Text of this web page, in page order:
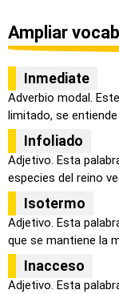
Ampliar
Inmediate
Adverbio modal.
limitado, se entiende
Infoliado
Adjetivo. Esta
especies del reino
Isotermo
Adjetivo. Esta
que se mantiene la
Inacceso
Adjetivo. Esta